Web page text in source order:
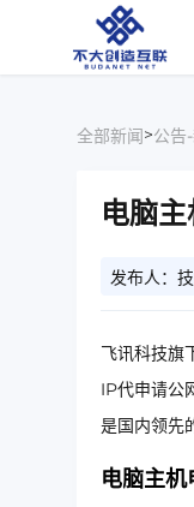
全部新闻>公告
电脑
发布人：
飞讯科技旗
IP代申请公
是国内领先
电脑主